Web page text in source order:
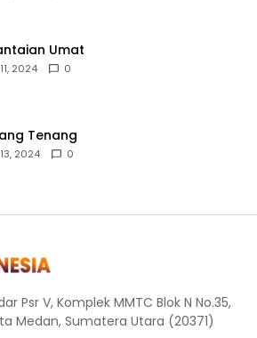
Umat
2024 0
Tenang
2024 0
Psr V, Komplek MMTC Blok N No.35,
Medan, Sumatera Utara (20371)